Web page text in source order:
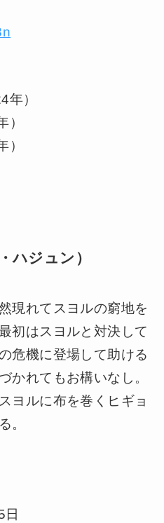
年）
）
）
ハジュン）
現れてスヨルの窮地を
初はスヨルと対決して
危機に登場して助ける
かれてもお構いなし。
ヨルに布を巻くヒギョ
。